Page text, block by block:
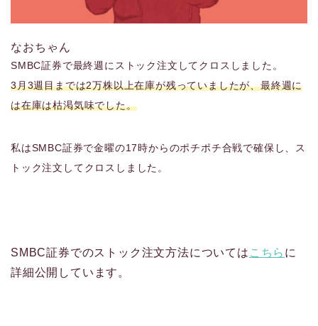
なおちゃん
SMBC証券で最終週にストック注文してクロスしました。
3月3週目までは2万株以上在庫が残っていましたが、最終週に
は在庫は枯渇気味でした。
私はSMBC証券で金曜の17時からのポチポチ合戦で確保し、ス
トック注文してクロスしました。
SMBC証券でのストック注文方法については こちら に
詳細公開しています。